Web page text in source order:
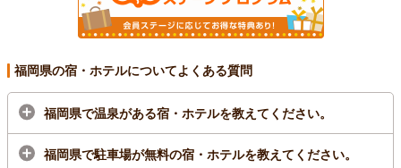
☆インフィニティチェア導入☆ 北九州空港から小
倉駅前までバスで１本。 ＪＲ小倉駅南口（小倉城
口）から徒歩５分。 大浴場・サウナのある駅近ホ
1名 5,002円～
ＪＲ小倉駅南口（小倉城口）から徒歩約５分。デパート『セントシティ』す
ぐそば。国道199号線沿い。
福岡県の宿・ホテルについてよくある質問
福岡県で温泉がある宿・ホテルを教えてください。
福岡県で駐車場が無料の宿・ホテルを教えてください。